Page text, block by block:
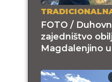
FOTO /
zajedništvo
Magdalenjino